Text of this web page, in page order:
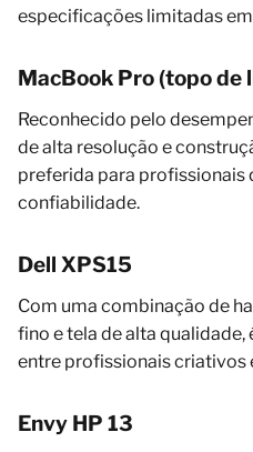
especificações limitadas
MacBook Pro (topo de
Reconhecido pelo
de alta resolução e
preferida para profissionais
confiabilidade.
Dell XPS15
Com uma combinação de
fino e tela de alta qualidade,
entre profissionais criativos
Envy HP 13